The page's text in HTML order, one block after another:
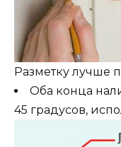
Разметку лучше
Оба конца
45 градусов,